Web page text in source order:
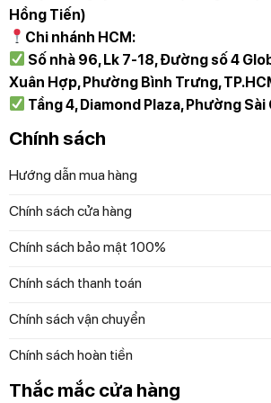
Hồng Tiến)
Chi nhánh HCM:
Số nhà 96, Lk 7-18, Đường số 4
Xuân Hợp, Phường Bình Trưng,
Tầng 4, Diamond Plaza, Phường Sài
Chính sách
Hướng dẫn mua hàng
Chính sách cửa hàng
Chính sách bảo mật 100%
Chính sách thanh toán
Chính sách vận chuyển
Chính sách hoàn tiền
Thắc mắc cửa hàng